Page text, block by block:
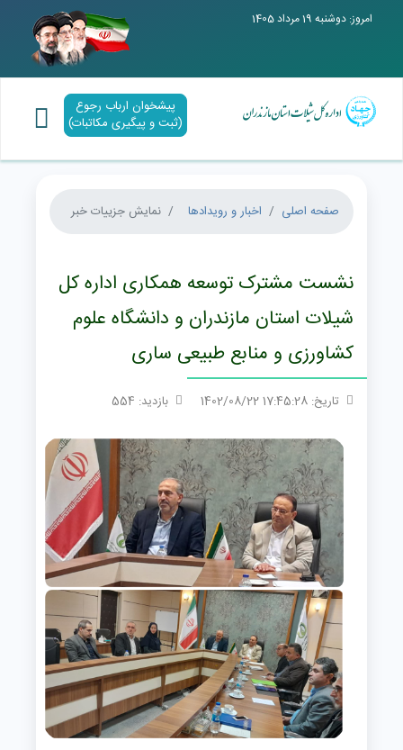
امروز: دوشنبه 19 مرداد 1405
پیشخوان ارباب رجوع
(ثبت و پیگیری مکاتبات)
صفحه اصلی اخبار و رویدادها نمایش جزییات خبر
نشست مشترک توسعه همکاری اداره کل
شیلات استان مازندران و دانشگاه علوم
کشاورزی و منابع طبیعی ساری
تاریخ: 17:45:28 1402/08/22 بازدید: 554